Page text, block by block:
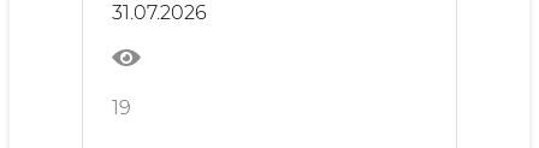
31.07.2026
19